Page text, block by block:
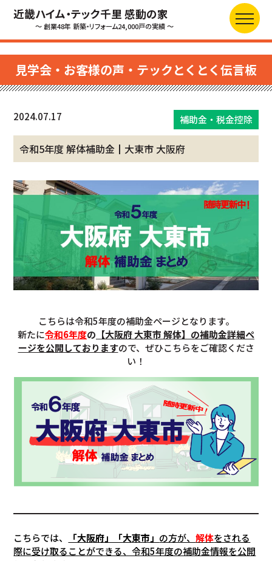
近畿ハイム・テック千里 感動の家
～ 創業48年 新築・リフォーム24,000戸の実績 ～
見学会・お客様の声・テックとくとく伝言板
2024.07.17 補助金・税金控除
令和5年度 解体補助金┃大東市 大阪府
こちらは令和5年度の補助金ページとなります。
新たに令和6年度の 【大阪府 大東市 解体】の補助金詳細ペ
ージを公開しておりますので、ぜひこちらをご確認くださ
い！
こちらでは、 「大阪府」「大東市」 の方が、解体をされる
際に受け取ることができる、令和5年度の補助金情報を公開